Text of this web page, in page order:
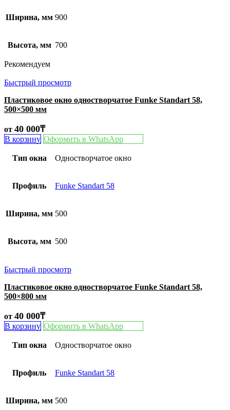
Ширина, мм 900
Высота, мм 700
Рекомендуем
Быстрый просмотр
Пластиковое окно одностворчатое Funke Standart 58,
500×500 мм
от 40 000₸
В корзину Оформить в WhatsApp
Тип окна Одностворчатое окно
Профиль Funke Standart 58
Ширина, мм 500
Высота, мм 500
Быстрый просмотр
Пластиковое окно одностворчатое Funke Standart 58,
500×800 мм
от 40 000₸
В корзину Оформить в WhatsApp
Тип окна Одностворчатое окно
Профиль Funke Standart 58
Ширина, мм 500